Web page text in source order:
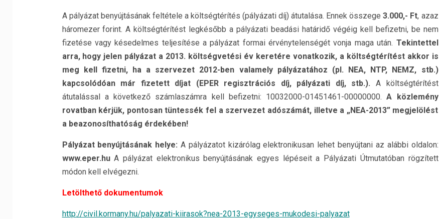
A pályázat benyújtásának feltétele a költségtérítés (pályázati díj) átutalása. Ennek összege3.000,- Ft, azaz
háromezer forint. A költségtérítést legkésőbb a pályázati beadási határidő végéig kell befizetni, be nem
fizetése vagy késedelmes teljesítése a pályázat formai érvénytelenségét vonja maga után. Tekintettel
arra, hogy jelen pályázat a 2013. költségvetési év keretére vonatkozik, a költségtérítést akkor is
meg kell fizetni, ha a szervezet 2012-ben valamely pályázatához (pl. NEA, NTP, NEMZ, stb.)
kapcsolódóan már fizetett díjat (EPER regisztrációs díj, pályázati díj, stb.). A költségtérítést
átutalással a következő számlaszámra kell befizetni: 10032000-01451461-00000000.A közlemény
rovatban kérjük, pontosan tüntessék fel a szervezet adószámát, illetve a „NEA-2013” megjelölést
a beazonosíthatóság érdekében!
Pályázat benyújtásának helye: A pályázatot kizárólag elektronikusan lehet benyújtani az alábbi oldalon:
www.eper.huA pályázat elektronikus benyújtásának egyes lépéseit a Pályázati Útmutatóban rögzített
módon kell elvégezni.
Letölthető dokumentumok
http://civil.kormany.hu/palyazati-kiirasok?nea-2013-egyseges-mukodesi-palyazat